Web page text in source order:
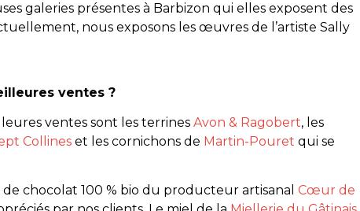
galeries présentes à Barbizon qui elles exposent des
nous exposons les œuvres de l’artiste Sally
ventes ?
ventes sont les terrines Avon & Ragobert, les
Collines et les cornichons de Martin-Pouret qui se
chocolat 100 % bio du producteur artisanal Cœur de